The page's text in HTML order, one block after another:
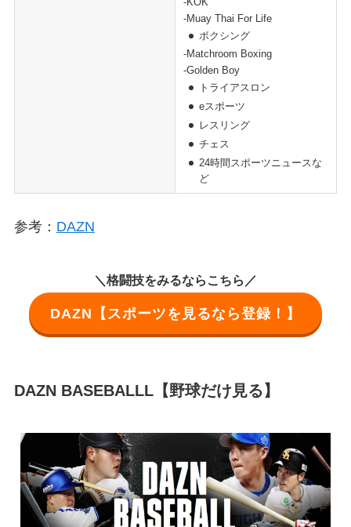
-Muay Thai For Life
ボクシング
-Matchroom Boxing
-Golden Boy
トライアスロン
eスポーツ
レスリング
チェス
24時間スポーツニュースな
ど
参考： DAZN
＼格闘技をみるならこちら／
DAZN【スポーツを見るなら登録！】
DAZN BASEBALLL【野球だけ見る】